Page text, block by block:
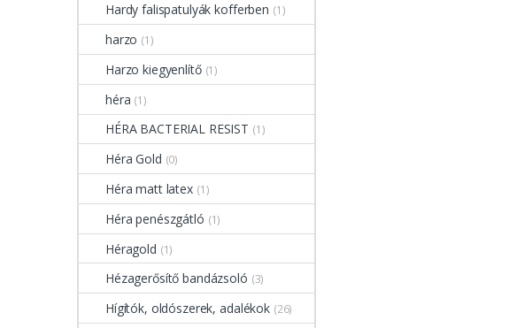
Hardy falispatulyák kofferben (1)
harzo (1)
Harzo kiegyenlítő (1)
héra (1)
HÉRA BACTERIAL RESIST (1)
Héra Gold (0)
Héra matt latex (1)
Héra penészgátló (1)
Héragold (1)
Hézagerősítő bandázsoló (3)
Hígítók, oldószerek, adalékok (26)